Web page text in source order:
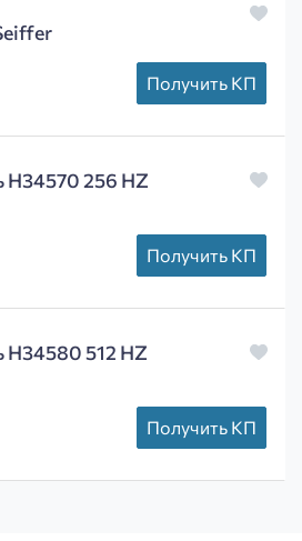
Получить КП
256 HZ
Получить КП
512 HZ
Получить КП